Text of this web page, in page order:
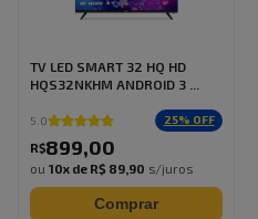
TV LED SMART 32 HQ HD
HQS32NKHM ANDROID 3 ...
5.0 25% OFF
R$899,00
ou 10x de R$ 89,90 s/juros
Comprar